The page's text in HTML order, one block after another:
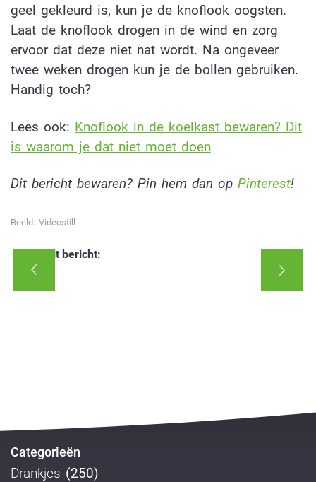
geel gekleurd is, kun je de knoflook oogsten.
Laat de knoflook drogen in de wind en zorg
ervoor dat deze niet nat wordt. Na ongeveer
twee weken drogen kun je de bollen gebruiken.
Handig toch?
Lees ook: Knoflook in de koelkast bewaren? Dit
is waarom je dat niet moet doen
Dit bericht bewaren? Pin hem dan op Pinterest!
Beeld: Videostill
Deel dit bericht:
Categorieën
Drankjes (250)